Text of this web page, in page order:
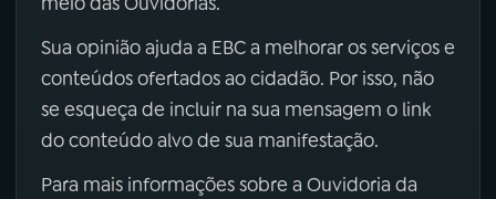
Sua opinião ajuda a EBC a melhorar os serviços e
conteúdos ofertados ao cidadão. Por isso, não
se esqueça de incluir na sua mensagem o link
do conteúdo alvo de sua manifestação.
Para mais informações sobre a Ouvidoria da